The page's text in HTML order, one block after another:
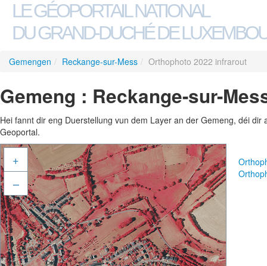
LE GÉOPORTAIL NATIONAL
DU GRAND-DUCHÉ DE
Gemengen / Reckange-sur-Mess / Orthophoto 2022 infrarout
Gemeng : Reckange-sur-
Hei fannt dir eng Duerstellung vun dem Layer an der Gemeng, déi
Geoportal.
+
–